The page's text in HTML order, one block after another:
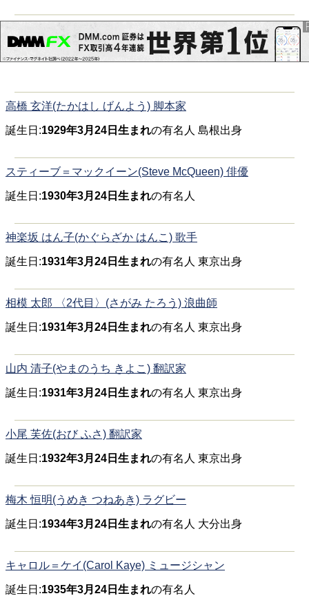
高橋 玄洋(たかはし げんよう) 脚本家
誕生日:1929年3月24日生まれの有名人 島根出身
スティーブ＝マックイーン(Steve McQueen) 俳優
誕生日:1930年3月24日生まれの有名人
神楽坂 はん子(かぐらざか はんこ) 歌手
誕生日:1931年3月24日生まれの有名人 東京出身
相模 太郎 〈2代目〉(さがみ たろう) 浪曲師
誕生日:1931年3月24日生まれの有名人 東京出身
山内 清子(やまのうち きよこ) 翻訳家
誕生日:1931年3月24日生まれの有名人 東京出身
小尾 芙佐(おび ふさ) 翻訳家
誕生日:1932年3月24日生まれの有名人 東京出身
梅木 恒明(うめき つねあき) ラグビー
誕生日:1934年3月24日生まれの有名人 大分出身
キャロル＝ケイ(Carol Kaye) ミュージシャン
誕生日:1935年3月24日生まれの有名人